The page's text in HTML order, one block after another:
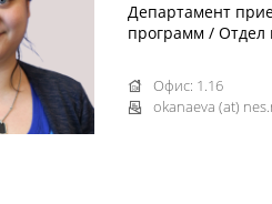
Департамент
программ / Отдел
Офис: 1.16
okanaeva (at)